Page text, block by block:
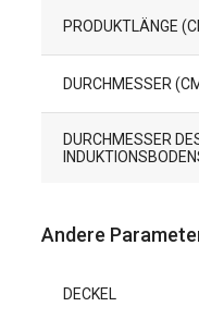
PRODUKTLÄNGE
DURCHMESSER
DURCHMESSER
Andere
DECKEL